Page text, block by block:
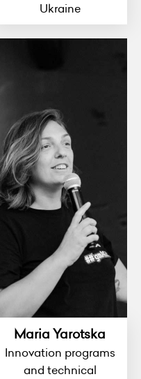
Ukraine
Maria Yarotska
Innovation programs
and technical